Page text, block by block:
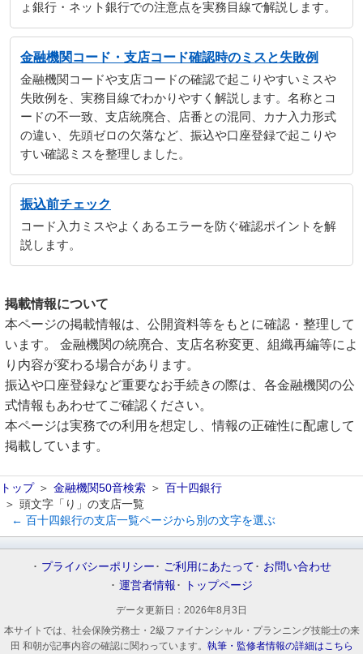
ょ銀行・ネット銀行での注意点を実務目線で解説します。
金融機関コード・支店コード確認時のミスと失敗例
金融機関コードや支店コードの確認で起こりやすいミスや
失敗例を、実務目線でわかりやすく解説します。名称とコ
ードの不一致、支店統廃合、店番との混同、カナ入力形式
の違い、先頭ゼロの欠落など、振込や口座登録で起こりや
すい確認ミスを整理しました。
振込前チェック
コード入力ミスやよくあるエラーを防ぐ確認ポイントを解
説します。
掲載情報について
本ページの掲載情報は、公開資料等をもとに確認・整理して
います。 金融機関の統廃合、支店名称変更、組織再編等によ
り内容が変わる場合があります。
振込や口座登録など重要なお手続きの際は、各金融機関の公
式情報もあわせてご確認ください。
本ページは実務での利用を想定し、情報の正確性に配慮して
掲載しています。
トップ 金融機関50音検索
百十四銀行
頭文字「り」の支店一覧
← 百十四銀行の支店一覧ページから別の文字を選ぶ
プライバシーポリシー ご利用にあたって
お問い合わせ
運営者情報
トップページ
データ更新日： 2026年8月3日
本サイトでは、社会保険労務士・2級ファイナンシャル・プランニング技能士の来
田 和朝が記事内容の確認に関わっています。 執筆・監修者情報の詳細はこちら